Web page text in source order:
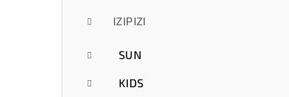
IZIPIZI
SUN
KIDS